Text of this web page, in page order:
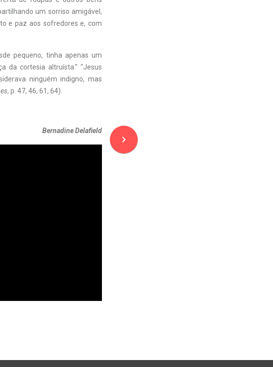
um sorriso amigável,
e paz aos sofredores e, com
pequeno, tinha apenas um
da cortesia altruísta.” “Jesus
ninguém indigno, mas
, p. 47, 46, 61, 64).
Bernadine Delafield
navigate_next